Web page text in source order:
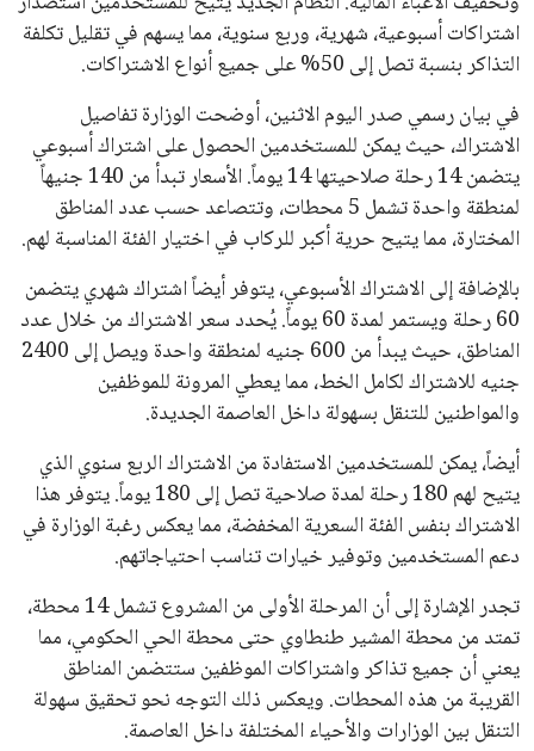
علوم وتكنولوجيا
المرأة والجمال
حوادث
محافظات
اشتراكات أسبوعية، شهرية، وربع سنوية، مما يسهم في تقليل تكلفة
التذاكر بنسبة تصل إلى 50% على جميع أنواع الاشتراكات.
في بيان رسمي صدر اليوم الاثنين، أوضحت الوزارة تفاصيل
الاشتراك، حيث يمكن للمستخدمين الحصول على اشتراك أسبوعي
يتضمن 14 رحلة صلاحيتها 14 يوماً. الأسعار تبدأ من 140 جنيهاً
لمنطقة واحدة تشمل 5 محطات، وتتصاعد حسب عدد المناطق
المختارة، مما يتيح حرية أكبر للركاب في اختيار الفئة المناسبة لهم.
بالإضافة إلى الاشتراك الأسبوعي، يتوفر أيضاً اشتراك شهري يتضمن
60 رحلة ويستمر لمدة 60 يوماً. يُحدد سعر الاشتراك من خلال عدد
المناطق، حيث يبدأ من 600 جنيه لمنطقة واحدة ويصل إلى 2400
جنيه للاشتراك لكامل الخط، مما يعطي المرونة للموظفين
والمواطنين للتنقل بسهولة داخل العاصمة الجديدة.
أيضاً، يمكن للمستخدمين الاستفادة من الاشتراك الربع سنوي الذي
يتيح لهم 180 رحلة لمدة صلاحية تصل إلى 180 يوماً. يتوفر هذا
الاشتراك بنفس الفئة السعرية المخفضة، مما يعكس رغبة الوزارة في
دعم المستخدمين وتوفير خيارات تناسب احتياجاتهم.
تجدر الإشارة إلى أن المرحلة الأولى من المشروع تشمل 14 محطة،
تمتد من محطة المشير طنطاوي حتى محطة الحي الحكومي، مما
يعني أن جميع تذاكر واشتراكات الموظفين ستتضمن المناطق
القريبة من هذه المحطات. ويعكس ذلك التوجه نحو تحقيق سهولة
التنقل بين الوزارات والأحياء المختلفة داخل العاصمة.